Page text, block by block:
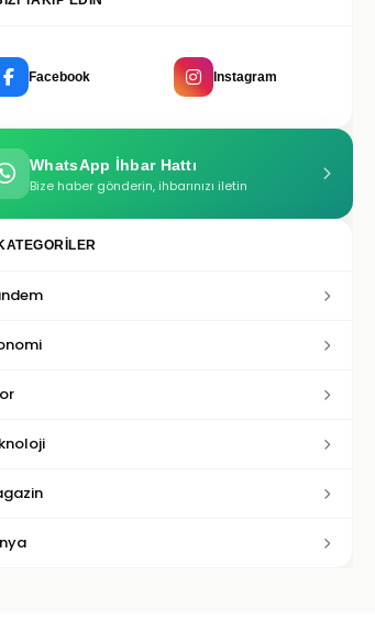
Facebook Instagram
WhatsApp İhbar Hattı
Bize haber gönderin, ihbarınızı iletin